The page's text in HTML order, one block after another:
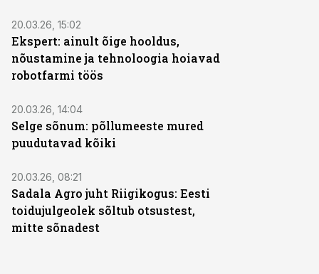
20.03.26, 15:02
Ekspert: ainult õige hooldus,
nõustamine ja tehnoloogia hoiavad
robotfarmi töös
20.03.26, 14:04
Selge sõnum: põllumeeste mured
puudutavad kõiki
20.03.26, 08:21
Sadala Agro juht Riigikogus: Eesti
toidujulgeolek sõltub otsustest,
mitte sõnadest